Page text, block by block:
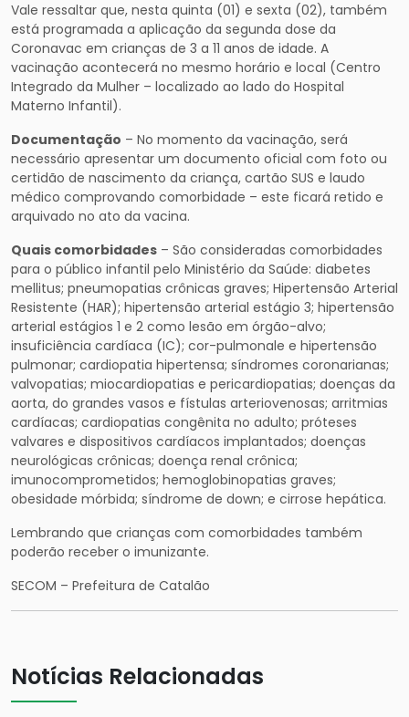
Vale ressaltar que, nesta quinta (01) e sexta (02), também
está programada a aplicação da segunda dose da
Coronavac em crianças de 3 a 11 anos de idade. A
vacinação acontecerá no mesmo horário e local (Centro
Integrado da Mulher – localizado ao lado do Hospital
Materno Infantil).
Documentação – No momento da vacinação, será
necessário apresentar um documento oficial com foto ou
certidão de nascimento da criança, cartão SUS e laudo
médico comprovando comorbidade – este ficará retido e
arquivado no ato da vacina.
Quais comorbidades – São consideradas comorbidades
para o público infantil pelo Ministério da Saúde: diabetes
mellitus; pneumopatias crônicas graves; Hipertensão Arterial
Resistente (HAR); hipertensão arterial estágio 3; hipertensão
arterial estágios 1 e 2 como lesão em órgão-alvo;
insuficiência cardíaca (IC); cor-pulmonale e hipertensão
pulmonar; cardiopatia hipertensa; síndromes coronarianas;
valvopatias; miocardiopatias e pericardiopatias; doenças da
aorta, do grandes vasos e fístulas arteriovenosas; arritmias
cardíacas; cardiopatias congênita no adulto; próteses
valvares e dispositivos cardíacos implantados; doenças
neurológicas crônicas; doença renal crônica;
imunocomprometidos; hemoglobinopatias graves;
obesidade mórbida; síndrome de down; e cirrose hepática.
Lembrando que crianças com comorbidades também
poderão receber o imunizante.
SECOM – Prefeitura de Catalão
Notícias Relacionadas